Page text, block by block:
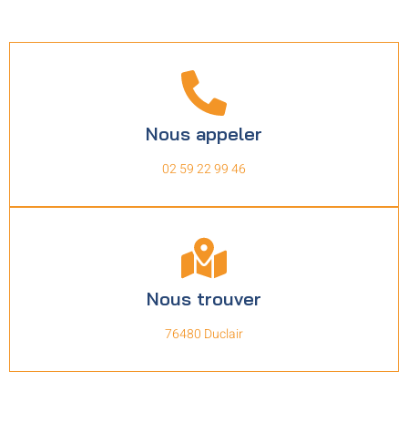
Nous appeler
02 59 22 99 46
Nous trouver
76480 Duclair